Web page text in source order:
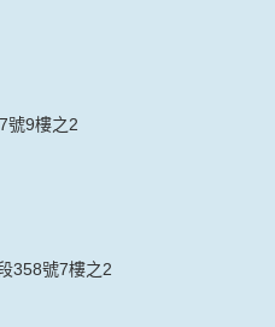
、電話、住址、身份證字
行業等相關資料，當您註冊
，本網站即取得您的資料。
覽或查詢時，伺服器自行產
備的 IP 位址、使用時間、使
覽器在本網站內部所瀏覽的
料，否則本網站不會也無法
，在本網站網刊登廣告之廠
您個人的資料。對於您主動
或連結網站有其個別的私權
號9樓之2
358號7樓之2